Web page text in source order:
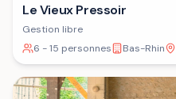
Le Vieux Pressoir
Gestion libre
6 - 15 personnes
Bas-Rhin